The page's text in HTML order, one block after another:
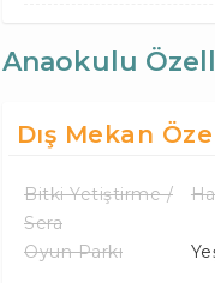
Anaokulu
Dış Mekan
Bitki Yetiştirme /
Sera
Oyun Parkı